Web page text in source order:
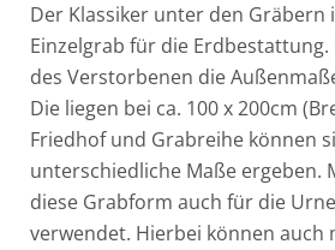
Der Klassiker unter den Gräbern
Einzelgrab für die
des Verstorbenen die
Die liegen bei ca. 100 x 200cm
Friedhof und Grabreihe können
unterschiedliche Maße ergeben.
diese Grabform auch für die
verwendet. Hierbei können auch